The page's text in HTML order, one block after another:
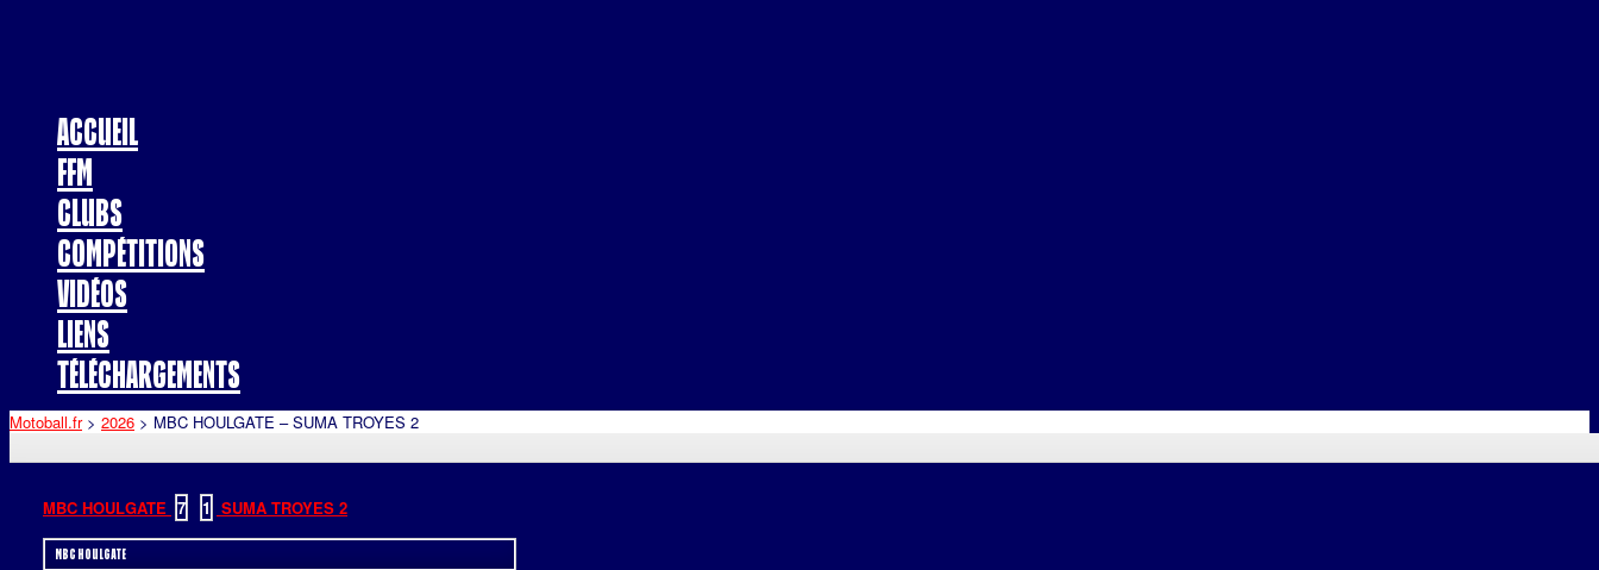
Accueil
FFM
Clubs
Compétitions
Vidéos
Liens
Téléchargements
Motoball.fr> 2026 > MBC HOULGATE – SUMA TROYES 2
MBC HOULGATE 7 1 SUMA TROYES 2
MBC HOULGATE